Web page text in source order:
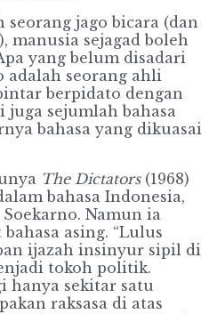
seorang jago bicara (dan
manusia sejagad boleh
yang belum disadari
adalah seorang ahli
berpidato dengan
juga sejumlah bahasa
bahasa yang dikuasai
The Dictators(1968)
bahasa Indonesia,
Namun ia
asing. “Lulus
ijazah insinyur sipil di
tokoh politik.
hanya sekitar satu
raksasa di atas